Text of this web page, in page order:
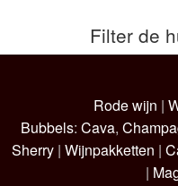
Filter de
Rode wijn |
Bubbels: Cava,
Sherry | Wijnpakketten |
|